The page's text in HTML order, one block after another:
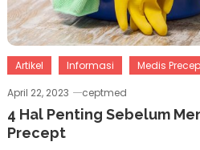
Artikel Informasi Medis
April 22, 2023
ceptmed
4 Hal Penting Sebelum
Precept